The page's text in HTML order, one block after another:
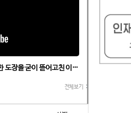
[무카스TV] 수련생만 1천3백명... 이미 성공한 도장을 굳이 뜯어고친 이유?
전체보기